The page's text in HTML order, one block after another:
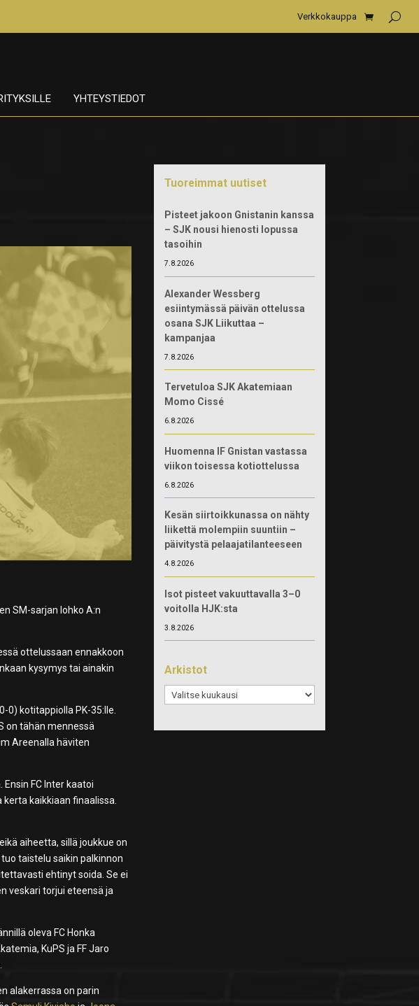
Verkkokauppa
YHTEYSTIEDOT
SM-sarjan lohko A:n
ottelussaan ennakkoon
kysymys tai ainakin
0) kotitappiolla PK-35:lle.
on tähän mennessä
Areenalla häviten
FC Inter kaatoi
kaikkiaan finaalissa.
aiheetta, sillä joukkue on
taistelu saikin palkinnon
ehtinyt soida. Se ei
veskari torjui eteensä ja
oleva FC Honka
KuPS ja FF Jaro
alakerrassa on parin
Tuoreimmat uutiset
Pisteet jakoon Gnistanin kanssa
– SJK nousi hienosti lopussa
tasoihin
7.8.2026
Alexander Wessberg
esiintymässä päivän ottelussa
osana SJK Liikuttaa –
kampanjaa
7.8.2026
Tervetuloa SJK Akatemiaan
Momo Cissé
6.8.2026
Huomenna IF Gnistan vastassa
viikon toisessa kotiottelussa
6.8.2026
Kesän siirtoikkunassa on nähty
liikettä molempiin suuntiin –
päivitystä pelaajatilanteeseen
4.8.2026
Isot pisteet vakuuttavalla 3–0
voitolla HJK:sta
3.8.2026
Arkistot
Arkistot